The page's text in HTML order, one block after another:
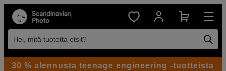
Hei, mitä tuotetta etsit?
30 % alennusta teenage engineering -tuotteista